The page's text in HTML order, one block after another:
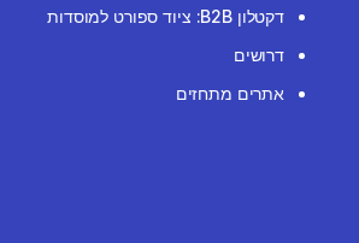
דקטלון B2B: ציוד ספורט למוסדות
דרושים
אתרים מתחזים